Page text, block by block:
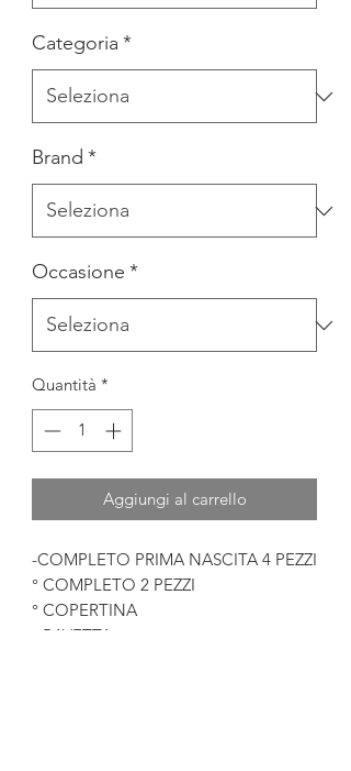
Categoria *
Brand *
Occasione *
Quantità *
Aggiungi al carrello
-COMPLETO PRIMA NASCITA 4 PEZZI
° COMPLETO 2 PEZZI
° COPERTINA
° BAVETTA